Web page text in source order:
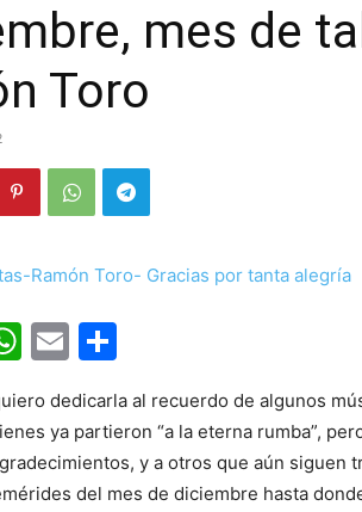
mes de
Toro
WhatsApp
Email
dedicarla al recuerdo de algunos
ya partieron “a la eterna rumba”,
y a otros que aún siguen
del mes de diciembre hasta